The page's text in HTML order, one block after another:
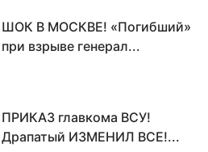
ШОК В МОСКВЕ! «Погибший»
при взрыве генерал...
ПРИКАЗ главкома ВСУ!
Драпатый ИЗМЕНИЛ ВСЕ!...